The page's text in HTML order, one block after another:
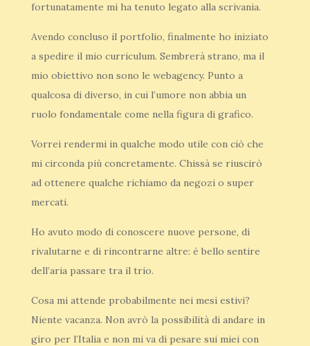
fortunatamente mi ha tenuto legato alla scrivania.
Avendo concluso il portfolio, finalmente ho iniziato
a spedire il mio curriculum. Sembrerà strano, ma il
mio obiettivo non sono le webagency. Punto a
qualcosa di diverso, in cui l’umore non abbia un
ruolo fondamentale come nella figura di grafico.
Vorrei rendermi in qualche modo utile con ciò che
mi circonda più concretamente. Chissà se riuscirò
ad ottenere qualche richiamo da negozi o super
mercati.
Ho avuto modo di conoscere nuove persone, di
rivalutarne e di rincontrarne altre: è bello sentire
dell’aria passare tra il trio.
Cosa mi attende probabilmente nei mesi estivi?
Niente vacanza. Non avrò la possibilità di andare in
giro per l’Italia e non mi va di pesare sui miei con